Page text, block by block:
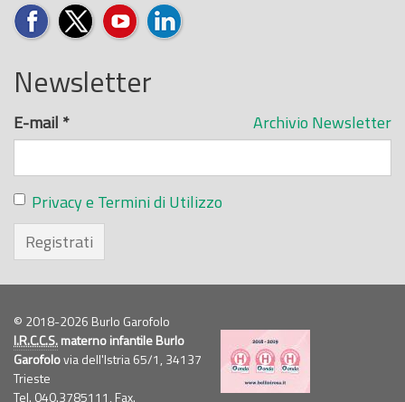
Newsletter
Archivio Newsletter
E-mail *
Privacy e Termini di Utilizzo
Registrati
© 2018-2026 Burlo Garofolo
I.R.C.C.S.materno infantile Burlo
Garofolovia dell'Istria 65/1, 34137
Trieste
Tel. 040.3785111, Fax.